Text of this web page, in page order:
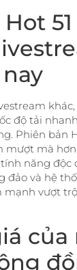
khác,
độ tải
Phiên bản
mượt mà
năng độc
đảo và hệ
vượt
của